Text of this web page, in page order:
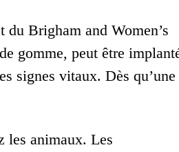
Brigham and Women’s
gomme, peut être
signes vitaux. Dès qu’une
les animaux. Les